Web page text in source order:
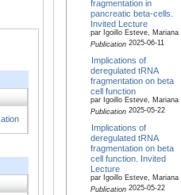
fragmentation in
pancreatic beta-cells.
Invited Lecture
par Igoillo Esteve, Mariana
Publication2025-06-11
Implications of
deregulated tRNA
fragmentation on beta
cell function
par Igoillo Esteve, Mariana
Publication2025-05-22
Implications of
deregulated tRNA
fragmentation on beta
cell function. Invited
Lecture
par Igoillo Esteve, Mariana
Publication2025-05-22